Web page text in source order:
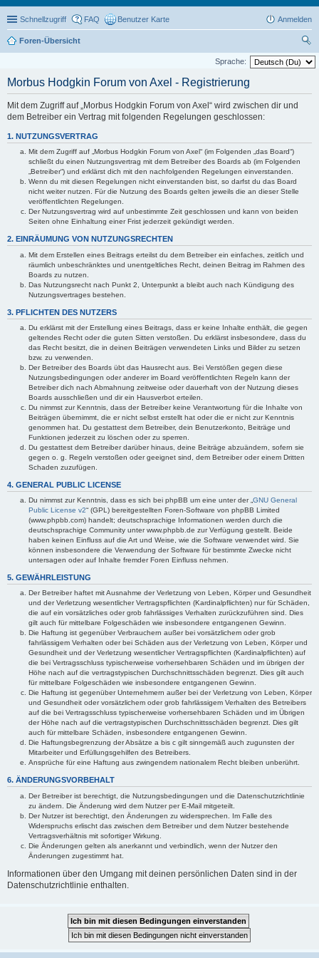
Schnellzugriff FAQ Benutzer Karte Anmelden
Foren-Übersicht
uc
Sprache:
Morbus Hodgkin Forum von Axel - Registrierung
Mit dem Zugriff auf „Morbus Hodgkin Forum von Axel“ wird zwischen dir und
dem Betreiber ein Vertrag mit folgenden Regelungen geschlossen:
1. NUTZUNGSVERTRAG
Mit dem Zugriff auf „Morbus Hodgkin Forum von Axel“ (im Folgenden „das Board“)
schließt du einen Nutzungsvertrag mit dem Betreiber des Boards ab (im Folgenden
„Betreiber“) und erklärst dich mit den nachfolgenden Regelungen einverstanden.
Wenn du mit diesen Regelungen nicht einverstanden bist, so darfst du das Board
nicht weiter nutzen. Für die Nutzung des Boards gelten jeweils die an dieser Stelle
veröffentlichten Regelungen.
Der Nutzungsvertrag wird auf unbestimmte Zeit geschlossen und kann von beiden
Seiten ohne Einhaltung einer Frist jederzeit gekündigt werden.
2. EINRÄUMUNG VON NUTZUNGSRECHTEN
Mit dem Erstellen eines Beitrags erteilst du dem Betreiber ein einfaches, zeitlich und
räumlich unbeschränktes und unentgeltliches Recht, deinen Beitrag im Rahmen des
Boards zu nutzen.
Das Nutzungsrecht nach Punkt 2, Unterpunkt a bleibt auch nach Kündigung des
Nutzungsvertrages bestehen.
3. PFLICHTEN DES NUTZERS
Du erklärst mit der Erstellung eines Beitrags, dass er keine Inhalte enthält, die gegen
geltendes Recht oder die guten Sitten verstoßen. Du erklärst insbesondere, dass du
das Recht besitzt, die in deinen Beiträgen verwendeten Links und Bilder zu setzen
bzw. zu verwenden.
Der Betreiber des Boards übt das Hausrecht aus. Bei Verstößen gegen diese
Nutzungsbedingungen oder anderer im Board veröffentlichten Regeln kann der
Betreiber dich nach Abmahnung zeitweise oder dauerhaft von der Nutzung dieses
Boards ausschließen und dir ein Hausverbot erteilen.
Du nimmst zur Kenntnis, dass der Betreiber keine Verantwortung für die Inhalte von
Beiträgen übernimmt, die er nicht selbst erstellt hat oder die er nicht zur Kenntnis
genommen hat. Du gestattest dem Betreiber, dein Benutzerkonto, Beiträge und
Funktionen jederzeit zu löschen oder zu sperren.
Du gestattest dem Betreiber darüber hinaus, deine Beiträge abzuändern, sofern sie
gegen o. g. Regeln verstoßen oder geeignet sind, dem Betreiber oder einem Dritten
Schaden zuzufügen.
4. GENERAL PUBLIC LICENSE
Du nimmst zur Kenntnis, dass es sich bei phpBB um eine unter der „ GNU General
Public License v2“ (GPL) bereitgestellten Foren-Software von phpBB Limited
(www.phpbb.com) handelt; deutschsprachige Informationen werden durch die
deutschsprachige Community unter www.phpbb.de zur Verfügung gestellt. Beide
haben keinen Einfluss auf die Art und Weise, wie die Software verwendet wird. Sie
können insbesondere die Verwendung der Software für bestimmte Zwecke nicht
untersagen oder auf Inhalte fremder Foren Einfluss nehmen.
5. GEWÄHRLEISTUNG
Der Betreiber haftet mit Ausnahme der Verletzung von Leben, Körper und Gesundheit
und der Verletzung wesentlicher Vertragspflichten (Kardinalpflichten) nur für Schäden,
die auf ein vorsätzliches oder grob fahrlässiges Verhalten zurückzuführen sind. Dies
gilt auch für mittelbare Folgeschäden wie insbesondere entgangenen Gewinn.
Die Haftung ist gegenüber Verbrauchern außer bei vorsätzlichem oder grob
fahrlässigem Verhalten oder bei Schäden aus der Verletzung von Leben, Körper und
Gesundheit und der Verletzung wesentlicher Vertragspflichten (Kardinalpflichten) auf
die bei Vertragsschluss typischerweise vorhersehbaren Schäden und im übrigen der
Höhe nach auf die vertragstypischen Durchschnittsschäden begrenzt. Dies gilt auch
für mittelbare Folgeschäden wie insbesondere entgangenen Gewinn.
Die Haftung ist gegenüber Unternehmern außer bei der Verletzung von Leben, Körper
und Gesundheit oder vorsätzlichem oder grob fahrlässigem Verhalten des Betreibers
auf die bei Vertragsschluss typischerweise vorhersehbaren Schäden und im Übrigen
der Höhe nach auf die vertragstypischen Durchschnittsschäden begrenzt. Dies gilt
auch für mittelbare Schäden, insbesondere entgangenen Gewinn.
Die Haftungsbegrenzung der Absätze a bis c gilt sinngemäß auch zugunsten der
Mitarbeiter und Erfüllungsgehilfen des Betreibers.
Ansprüche für eine Haftung aus zwingendem nationalem Recht bleiben unberührt.
6. ÄNDERUNGSVORBEHALT
Der Betreiber ist berechtigt, die Nutzungsbedingungen und die Datenschutzrichtlinie
zu ändern. Die Änderung wird dem Nutzer per E-Mail mitgeteilt.
Der Nutzer ist berechtigt, den Änderungen zu widersprechen. Im Falle des
Widerspruchs erlischt das zwischen dem Betreiber und dem Nutzer bestehende
Vertragsverhältnis mit sofortiger Wirkung.
Die Änderungen gelten als anerkannt und verbindlich, wenn der Nutzer den
Änderungen zugestimmt hat.
Informationen über den Umgang mit deinen persönlichen Daten sind in der
Datenschutzrichtlinie enthalten.